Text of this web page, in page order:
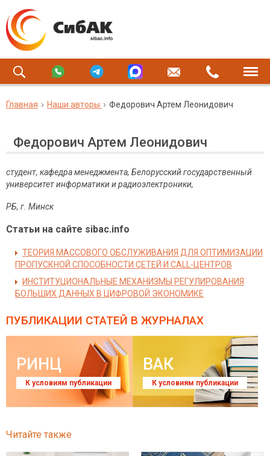
Главная Наши авторы Федорович Артем Леонидович
Федорович Артем Леонидович
студент, кафедра менеджмента, Белорусский государственный
университет информатики и радиоэлектроники,
РБ, г. Минск
Статьи на сайте sibac.info
ТЕОРИЯ МАССОВОГО ОБСЛУЖИВАНИЯ ДЛЯ ОПТИМИЗАЦИИ
ПРОПУСКНОЙ СПОСОБНОСТИ СЕТЕЙ И CALL-ЦЕНТРОВ
ИНСТИТУЦИОНАЛЬНЫЕ МЕХАНИЗМЫ РЕГУЛИРОВАНИЯ
БОЛЬШИХ ДАННЫХ В ЦИФРОВОЙ ЭКОНОМИКЕ
ПУБЛИКАЦИИ СТАТЕЙ В ЖУРНАЛАХ
РИНЦ
К условиям публикации
ВАК
К условиям публикации
Читайте также